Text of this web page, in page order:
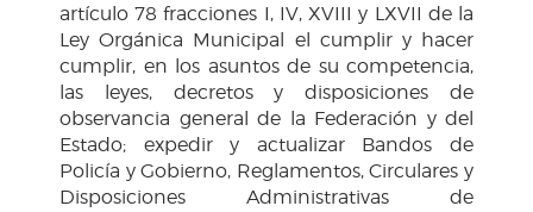
artículo 78 fracciones I, IV, XVIII y LXVII de la
Ley Orgánica Municipal el cumplir y hacer
cumplir, en los asuntos de su competencia,
las leyes, decretos y disposiciones de
observancia general de la Federación y del
Estado; expedir y actualizar Bandos de
Policía y Gobierno, Reglamentos, Circulares y
Disposiciones Administrativas de